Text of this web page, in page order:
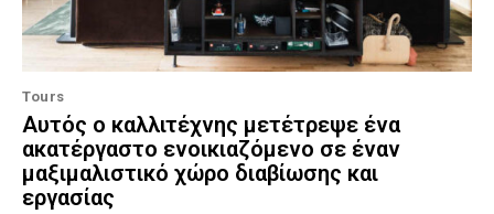
Tours
Αυτός ο καλλιτέχνης μετέτρεψε ένα
ακατέργαστο ενοικιαζόμενο σε έναν
μαξιμαλιστικό χώρο διαβίωσης και
εργασίας